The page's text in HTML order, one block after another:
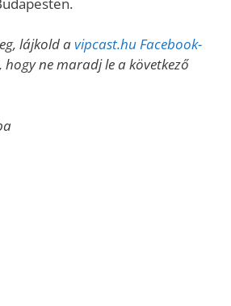
lájkold avipcast.hu Facebook-
hogy ne maradj le a következő